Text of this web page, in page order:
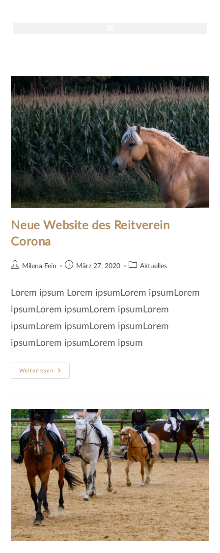
Neue Website des Reitverein
Corona
Milena Fein März 27, 2020 Aktuelles
Lorem ipsum Lorem ipsumLorem ipsumLorem
ipsumLorem ipsumLorem ipsumLorem
ipsumLorem ipsumLorem ipsumLorem
ipsumLorem ipsumLorem ipsum
Weiterlesen